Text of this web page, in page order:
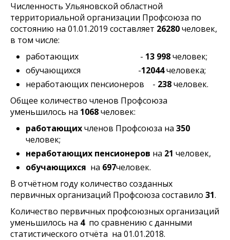
Численность Ульяновской областной
территориальной организации Профсоюза по
состоянию на 01.01.2019 составляет 26280человек,
в том числе:
работающих - 13 998человек;
обучающихся -12044человека;
неработающих пенсионеров - 238человек.
Общее количество членов Профсоюза
уменьшилось на 1068человек:
работающихчленов Профсоюза на 350
человек;
неработающих пенсионеров на 21 человек,
обучающихся на 697человек.
В отчётном году количество созданных
первичных организаций Профсоюза составило 31.
Количество первичных профсоюзных организаций
уменьшилось на 4 по сравнению с данными
статистического отчёта на 01.01.2018.